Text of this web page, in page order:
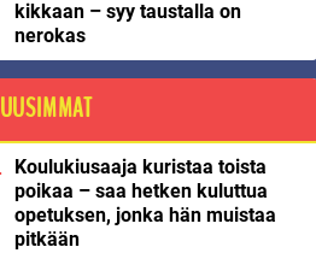
kikkaan – syy taustalla on
nerokas
UUSIMMAT
Koulukiusaaja kuristaa toista
poikaa – saa hetken kuluttua
opetuksen, jonka hän muistaa
pitkään